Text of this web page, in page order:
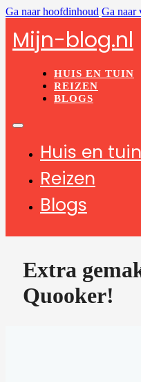
Ga naar hoofdinhoud Ga naar
Mijn-blog.nl
HUIS EN TUIN
REIZEN
BLOGS
Huis en tuin
Reizen
Blogs
Extra
Quooker!